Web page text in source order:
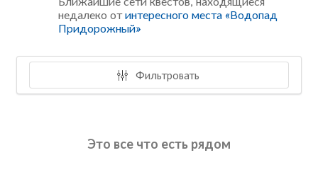
недалеко отинтересного места «Водопад
Придорожный»
Фильтровать
Это все что есть рядом